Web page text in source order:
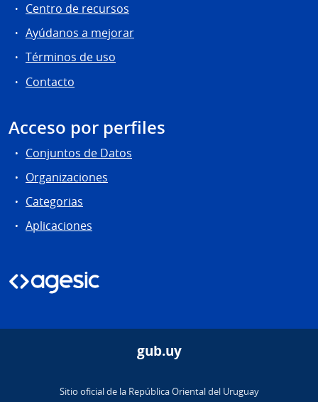
Centro de recursos
Ayúdanos a mejorar
Términos de uso
Contacto
Acceso por perfiles
Conjuntos de Datos
Organizaciones
Categorias
Aplicaciones
gub.uy
Sitio oficial de la República Oriental del Uruguay